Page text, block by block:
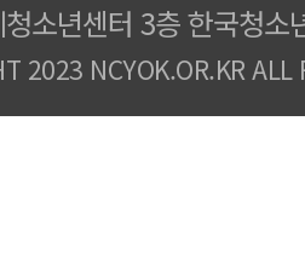
소년센터 3층 한국청소
2023 NCYOK.OR.KR ALL